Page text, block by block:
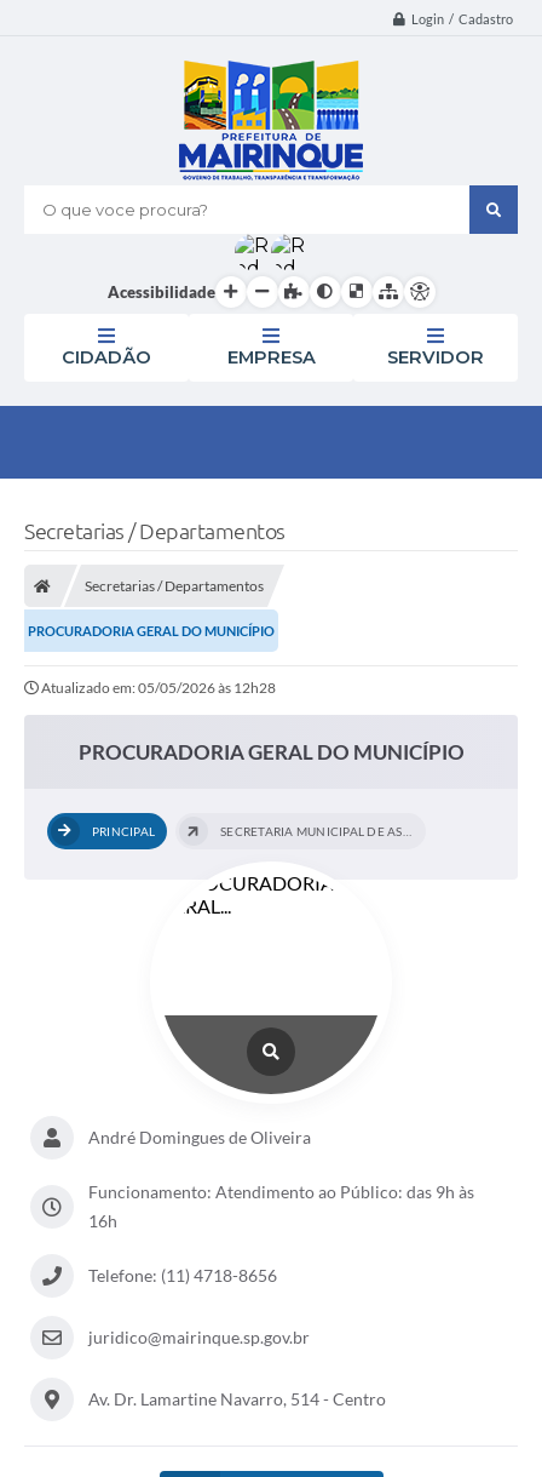
Login / Cadastro
O que voce procura?
Acessibilidade
CIDADÃO EMPRESA SERVIDOR
Secretarias / Departamentos
Secretarias / Departamentos
PROCURADORIA GERAL DO MUNICÍPIO
Atualizado em: 05/05/2026 às 12h28
PROCURADORIA GERAL DO MUNICÍPIO
PRINCIPAL
André Domingues de Oliveira
Funcionamento: Atendimento ao Público: das 9h às
16h
Telefone: (11) 4718-8656
juridico@mairinque.sp.gov.br
Av. Dr. Lamartine Navarro, 514 - Centro